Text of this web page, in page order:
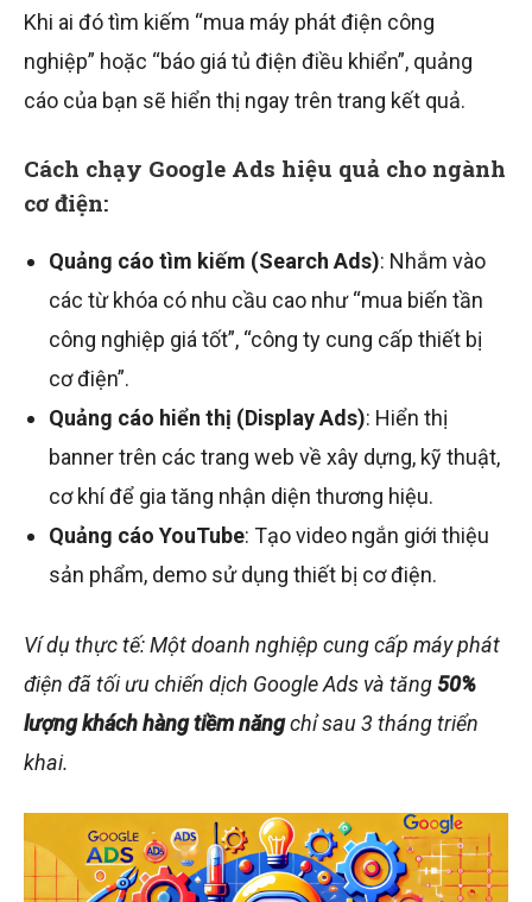
Khi ai đó tìm kiếm “mua máy phát điện công
nghiệp” hoặc “báo giá tủ điện điều khiển”, quảng
cáo của bạn sẽ hiển thị ngay trên trang kết quả.
Cách chạy Google Ads hiệu quả cho ngành
cơ điện:
Quảng cáo tìm kiếm (Search Ads): Nhắm vào
các từ khóa có nhu cầu cao như “mua biến tần
công nghiệp giá tốt”, “công ty cung cấp thiết bị
cơ điện”.
Quảng cáo hiển thị (Display Ads): Hiển thị
banner trên các trang web về xây dựng, kỹ thuật,
cơ khí để gia tăng nhận diện thương hiệu.
Quảng cáo YouTube: Tạo video ngắn giới thiệu
sản phẩm, demo sử dụng thiết bị cơ điện.
Ví dụ thực tế: Một doanh nghiệp cung cấp máy phát
điện đã tối ưu chiến dịch Google Ads và tăng50%
lượng khách hàng tiềm năngchỉ sau 3 tháng triển
khai.